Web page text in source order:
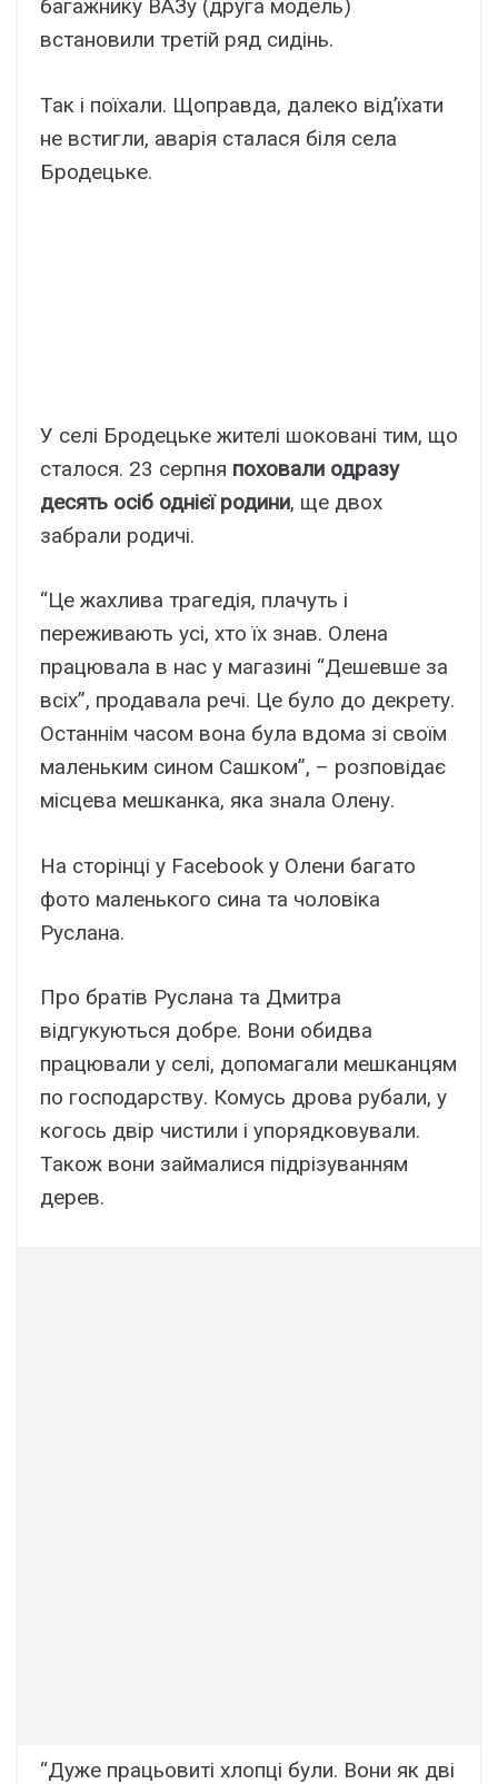
багажнику ВАЗу (друга модель)
встановили третій ряд сидінь.
Так і поїхали. Щоправда, далеко від’їхати
не встигли, аварія сталася біля села
Бродецьке.
У селі Бродецьке жителі шоковані тим, що
сталося. 23 серпня поховали одразу
десять осіб однієї родини, ще двох
забрали родичі.
“Це жахлива трагедія, плачуть і
переживають усі, хто їх знав. Олена
працювала в нас у магазині “Дешевше за
всіх”, продавала речі. Це було до декрету.
Останнім часом вона була вдома зі своїм
маленьким сином Сашком”, – розповідає
місцева мешканка, яка знала Олену.
На сторінці у Facebook у Олени багато
фото маленького сина та чоловіка
Руслана.
Про братів Руслана та Дмитра
відгукуються добре. Вони обидва
працювали у селі, допомагали мешканцям
по господарству. Комусь дрова рубали, у
когось двір чистили і упорядковували.
Також вони займалися підрізуванням
дерев.
“Дуже працьовиті хлопці були. Вони як дві